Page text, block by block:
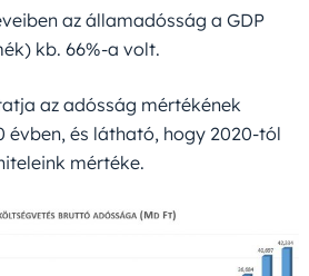
az államadósság a GDP
kb. 66%-a volt.
az adósság mértékének
évben, és látható, hogy 2020-tól
mértéke.